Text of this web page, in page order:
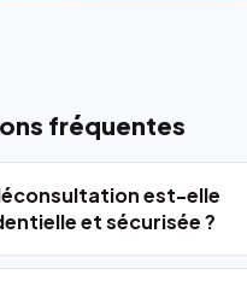
fréquentes
est-elle
et sécurisée ?